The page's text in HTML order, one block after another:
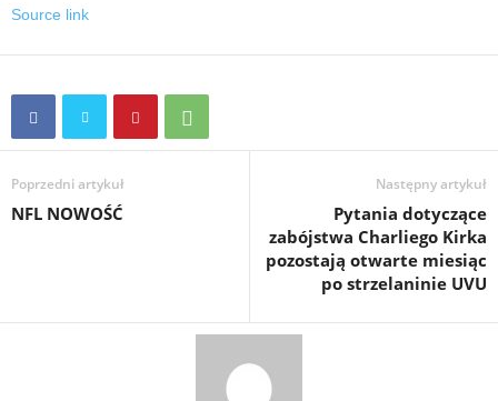
Source link
Poprzedni artykuł
NFL NOWOŚĆ
Następny artykuł
Pytania dotyczące
zabójstwa Charliego Kirka
pozostają otwarte miesiąc
po strzelaninie UVU